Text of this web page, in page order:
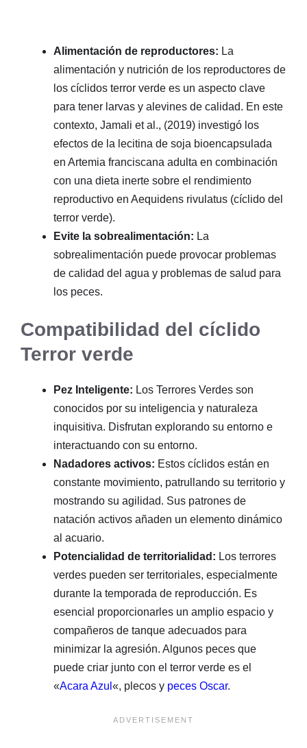
Alimentación de reproductores: La
alimentación y nutrición de los reproductores de
los cíclidos terror verde es un aspecto clave
para tener larvas y alevines de calidad. En este
contexto, Jamali et al., (2019) investigó los
efectos de la lecitina de soja bioencapsulada
en Artemia franciscana adulta en combinación
con una dieta inerte sobre el rendimiento
reproductivo en Aequidens rivulatus (cíclido del
terror verde).
Evite la sobrealimentación: La
sobrealimentación puede provocar problemas
de calidad del agua y problemas de salud para
los peces.
Compatibilidad del cíclido
Terror verde
Pez Inteligente: Los Terrores Verdes son
conocidos por su inteligencia y naturaleza
inquisitiva. Disfrutan explorando su entorno e
interactuando con su entorno.
Nadadores activos: Estos cíclidos están en
constante movimiento, patrullando su territorio y
mostrando su agilidad. Sus patrones de
natación activos añaden un elemento dinámico
al acuario.
Potencialidad de territorialidad: Los terrores
verdes pueden ser territoriales, especialmente
durante la temporada de reproducción. Es
esencial proporcionarles un amplio espacio y
compañeros de tanque adecuados para
minimizar la agresión. Algunos peces que
puede criar junto con el terror verde es el
«Acara Azul «, plecos y peces Oscar.